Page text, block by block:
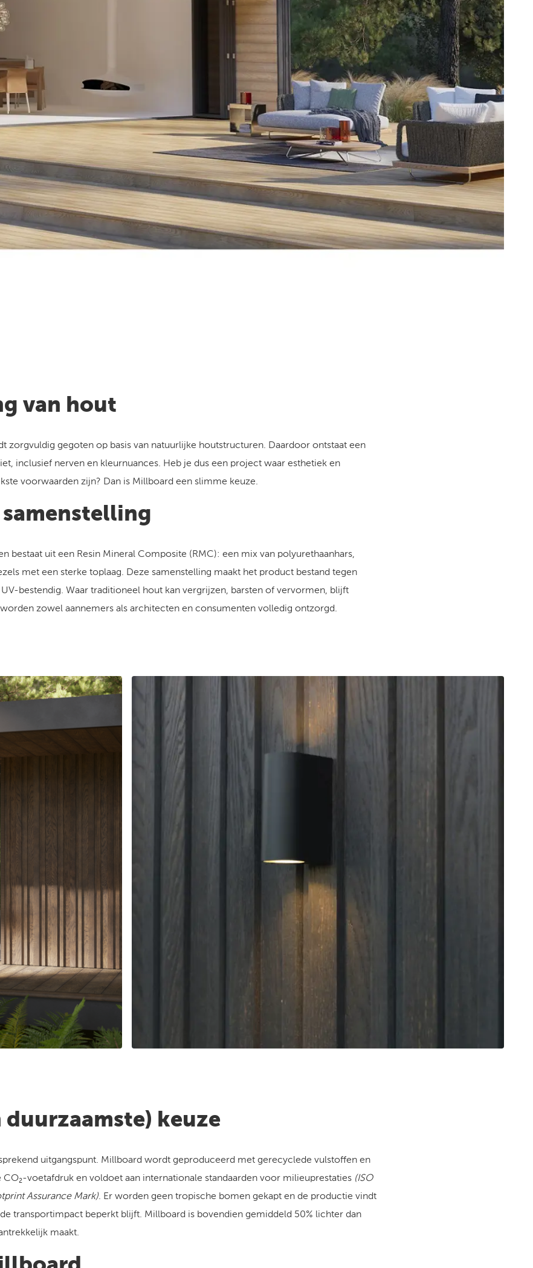
van hout
zorgvuldig gegoten op basis van natuurlijke houtstructuren. Daardoor ontstaat een
inclusief nerven en kleurnuances. Heb je dus een project waar esthetiek en
voorwaarden zijn? Dan is Millboard een slimme keuze.
samenstelling
bestaat uit een Resin Mineral Composite (RMC): een mix van polyurethaanhars,
met een sterke toplaag. Deze samenstelling maakt het product bestand tegen
bestendig. Waar traditioneel hout kan vergrijzen, barsten of vervormen, blijft
zowel aannemers als architecten en consumenten volledig ontzorgd.
duurzaamste) keuze
uitgangspunt. Millboard wordt geproduceerd met gerecyclede vulstoffen en
voetafdruk en voldoet aan internationale standaarden voor milieuprestaties (ISO
Assurance Mark). Er worden geen tropische bomen gekapt en de productie vindt
transportimpact beperkt blijft. Millboard is bovendien gemiddeld 50% lichter dan
maakt.